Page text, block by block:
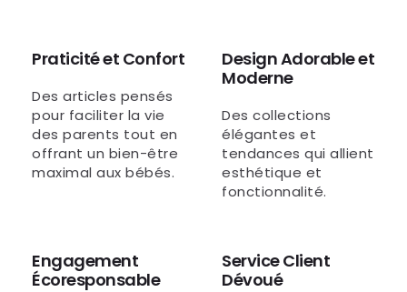
Praticité et Confort
Des articles pensés
pour faciliter la vie
des parents tout en
offrant un bien-être
maximal aux bébés.
Design Adorable et
Moderne
Des collections
élégantes et
tendances qui allient
esthétique et
fonctionnalité.
Engagement
Écoresponsable
Service Client
Dévoué